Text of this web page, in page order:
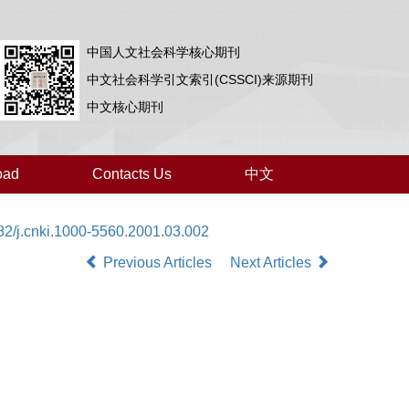
中国人文社会科学核心期刊
中文社会科学引文索引(CSSCI)来源期刊
中文核心期刊
Contacts Us 中文
j.cnki.1000-5560.2001.03.002
Previous Articles
Next Articles